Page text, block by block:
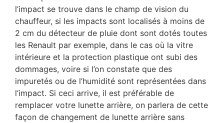
l’impact se trouve dans le champ de vision du
chauffeur, si les impacts sont localisés à moins de
2 cm du détecteur de pluie dont sont dotés toutes
les Renault par exemple, dans le cas où la vitre
intérieure et la protection plastique ont subi des
dommages, voire si l’on constate que des
impuretés ou de l’humidité sont représentées dans
l’impact. Si ceci arrive, il est préférable de
remplacer votre lunette arrière, on parlera de cette
façon de changement de lunette arrière sans